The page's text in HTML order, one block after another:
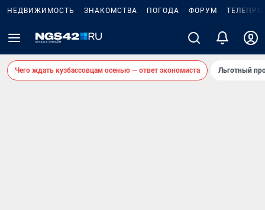
НЕДВИЖИМОСТЬ ЗНАКОМСТВА ПОГОДА ФОРУМ
Чего ждать кузбассовцам осенью — ответ экономиста Льготный